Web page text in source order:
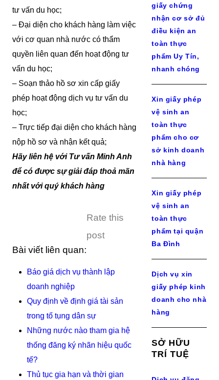
tư vấn du học;
– Đại diện cho khách hàng làm việc
với cơ quan nhà nước có thẩm
quyền liên quan đến hoạt động tư
vấn du học;
– Soạn thảo hồ sơ xin cấp giấy
phép hoạt động dịch vụ tư vấn du
học;
– Trực tiếp đại diện cho khách hàng
nộp hồ sơ và nhận kết quả;
Hãy liên hệ với Tư vấn Minh Anh
để có được sự giải đáp thoả mãn
nhất với quý khách hàng
Rate this
post
Bài viết liên quan:
Báo giá dịch vụ thành lập
doanh nghiệp
Quy định về định giá tài sản
trong tố tụng dân sự
Những nước nào tham gia hệ
thống đăng ký nhãn hiệu quốc
tế?
Thủ tục gia hạn và thời gian
giấy chứng
nhận cơ sở đủ
điều kiện an
toàn thực
phẩm Uy Tín,
nhanh chóng
Xin giấy phép
vệ sinh an
toàn thực
phẩm cho cơ
sở kinh doanh
nhà hàng
Xin giấy phép
vệ sinh an
toàn thực
phẩm tại quận
Ba Đình
Dịch vụ xin
giấy phép kinh
doanh cho nhà
hàng
SỞ HỮU
TRÍ TUỆ